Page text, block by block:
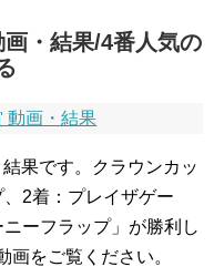
画・結果/4番人気の
動画・結果
果です。クラウンカッ
2着：プレイザゲー
ーフラップ」が勝利し
画をご覧ください。